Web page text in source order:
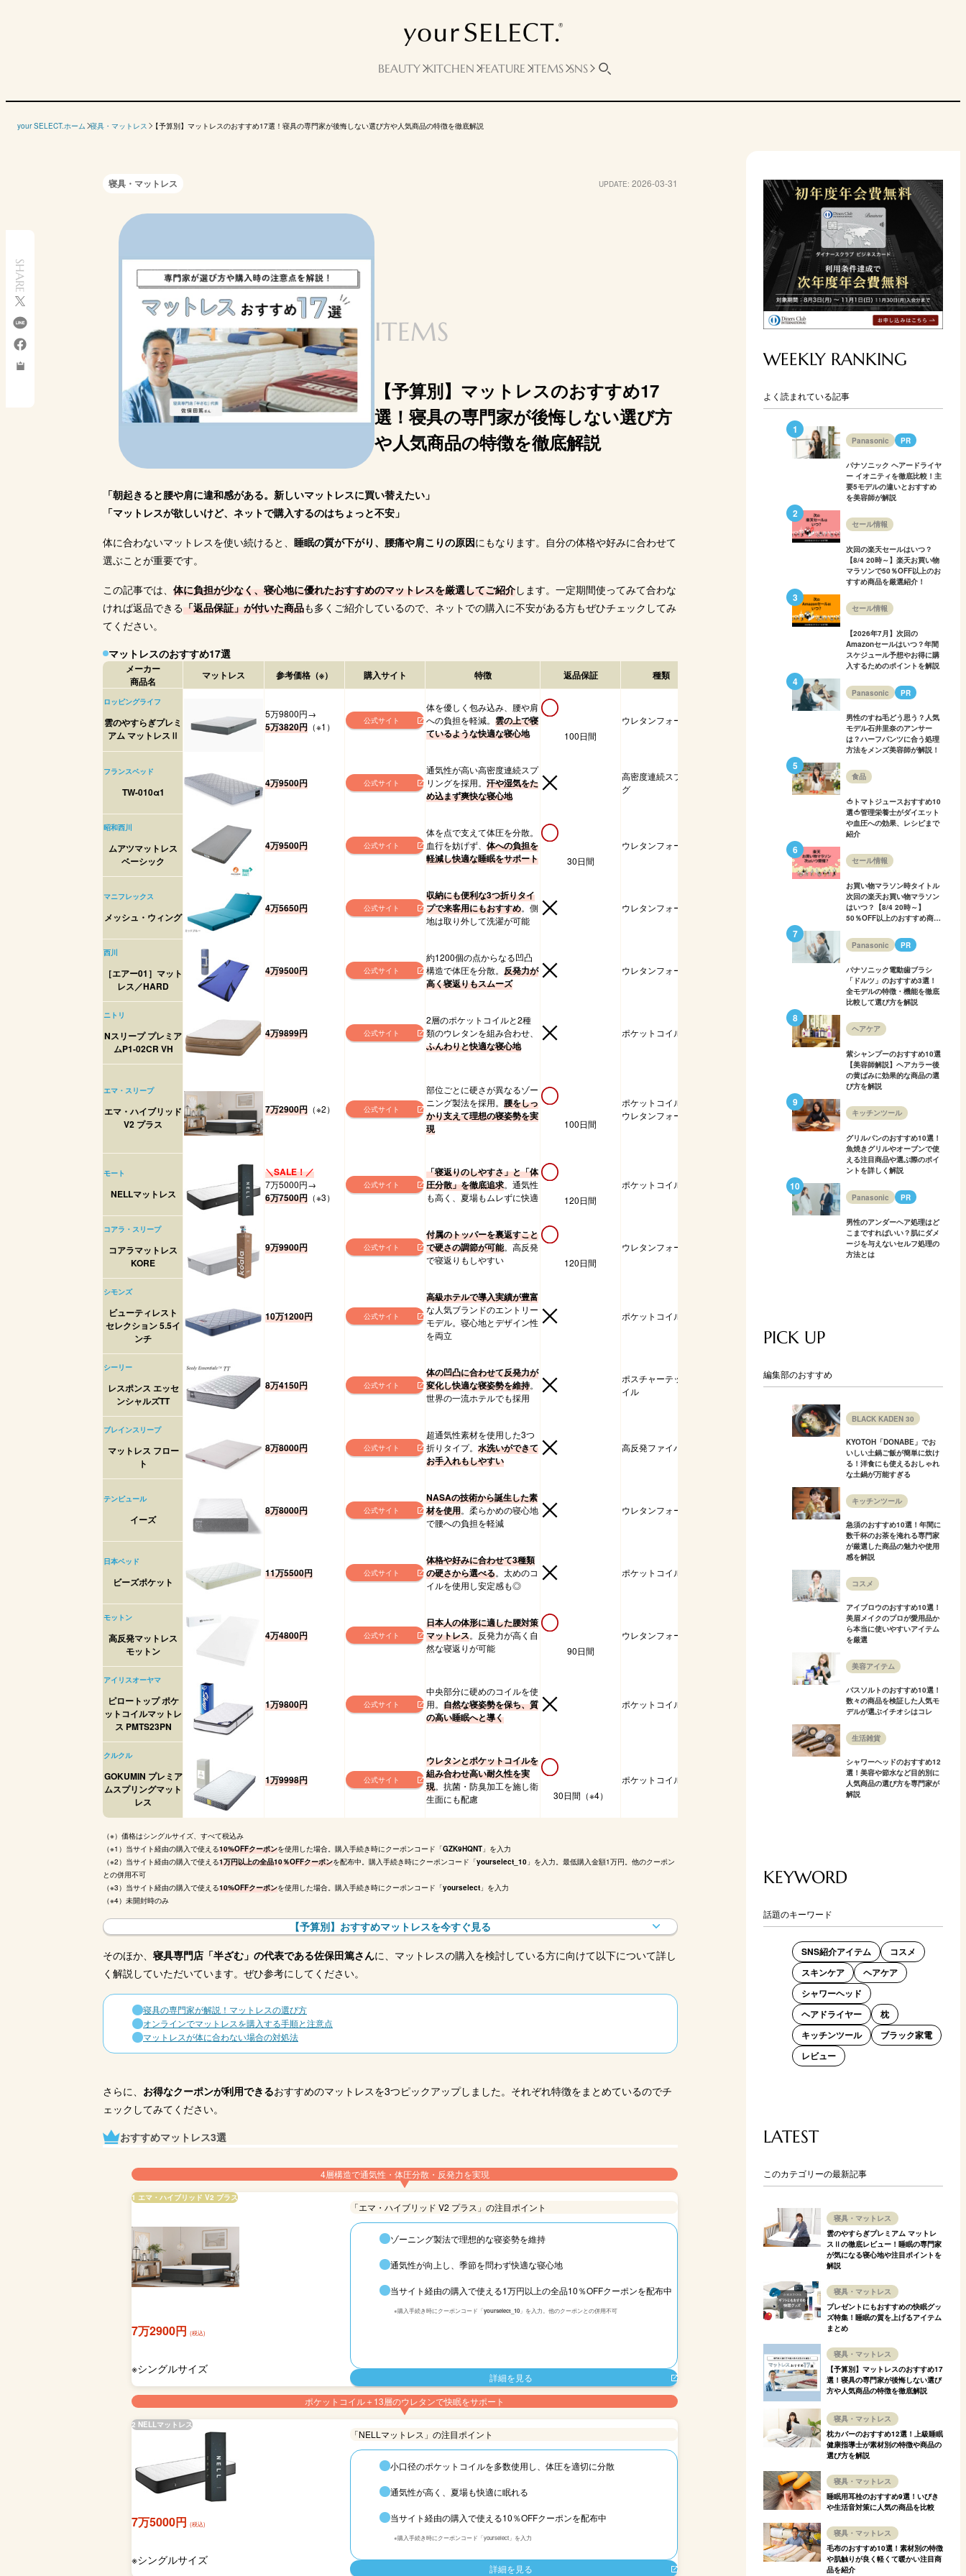
BEAUTY KITCHEN FEATURE ITEMS SNS
your SELECT.ホーム 寝具・マットレス 【予算別】マットレスのおすすめ17選！寝具の専門家が後悔しない選び方や人気商品の特徴を徹底解説
SHARE
寝具・マットレス UPDATE: 2026-03-31
ITEMS
【予算別】マットレスのおすすめ17
選！寝具の専門家が後悔しない選び方
や人気商品の特徴を徹底解説
「朝起きると腰や肩に違和感がある。新しいマットレスに買い替えたい」
「マットレスが欲しいけど、ネットで購入するのはちょっと不安」
体に合わないマットレスを使い続けると、 睡眠の質が下がり、腰痛や肩こりの原因にもなります。自分の体格や好みに合わせて
選ぶことが重要です。
この記事では、 体に負担が少なく、寝心地に優れたおすすめのマットレスを厳選してご紹介します。一定期間使ってみて合わな
ければ返品できる 「返品保証」が付いた商品も多くご紹介しているので、ネットでの購入に不安がある方もぜひチェックしてみ
てください。
マットレスのおすすめ17選
メーカー
商品名
マットレス 参考価格（※） 購入サイト 特徴 返品保証 種類
ロッピングライフ
雲のやすらぎプレミ
アム マットレスⅡ
5万9800円→
5万3820円 （※1）
公式サイト
体を優しく包み込み、腰や肩
への負担を軽減。 雲の上で寝
ているような快適な寝心地
100日間
ウレタンフォーム 高い
フランスベッド
TW-010α1
4万9500円 公式サイト
通気性が高い高密度連続スプ
リングを採用。 汗や湿気をた
め込まず爽快な寝心地
高密度連続スプリン
グ
硬め 高い
昭和西川
ムアツマットレス
ベーシック
4万9500円 公式サイト
体を点で支えて体圧を分散。
血行を妨げず、 体への負担を
軽減し快適な睡眠をサポート
30日間
ウレタンフォーム 普通
マニフレックス
メッシュ・ウィング
4万5650円 公式サイト
収納にも便利な3つ折りタイ
プで来客用にもおすすめ。側
地は取り外して洗濯が可能
ウレタンフォーム 高い
西川
［エアー01］マット
レス／HARD
4万9500円 公式サイト
約1200個の点からなる凹凸
構造で体圧を分散。 反発力が
高く寝返りもスムーズ
ウレタンフォーム 高い
ニトリ
Nスリープ プレミア
ムP1-02CR VH
4万9899円 公式サイト
2層のポケットコイルと2種
類のウレタンを組み合わせ、
ふんわりと快適な寝心地
ポケットコイル 柔らかめ 普通
エマ・スリープ
エマ・ハイブリッド
V2 プラス
7万2900円 （※2） 公式サイト
部位ごとに硬さが異なるゾー
ニング製法を採用。 腰をしっ
かり支えて理想の寝姿勢を実
現
100日間
ポケットコイル＆
ウレタンフォーム
やや柔らかめ～普通 高い
モート
NELLマットレス
＼SALE！／
7万5000円→
6万7500円 （※3）
公式サイト
「寝返りのしやすさ」と「体
圧分散」を徹底追求。通気性
も高く、夏場もムレずに快適
120日間
ポケットコイル 普通
コアラ・スリープ
コアラマットレス
KORE
9万9900円 公式サイト
付属のトッパーを裏返すこと
で硬さの調節が可能。高反発
で寝返りもしやすい
120日間
ウレタンフォーム 高い
シモンズ
ビューティレスト
セレクション 5.5イ
ンチ
10万1200円 公式サイト
高級ホテルで導入実績が豊富
な人気ブランドのエントリー
モデル。寝心地とデザイン性
を両立
ポケットコイル
シーリー
レスポンス エッセ
ンシャルズTT
8万4150円 公式サイト
体の凹凸に合わせて反発力が
変化し快適な寝姿勢を維持。
世界の一流ホテルでも採用
ポスチャーテックコ
イル
普通 普通
ブレインスリープ
マットレス フロー
ト
8万8000円 公式サイト
超通気性素材を使用した3つ
折りタイプ。 水洗いができて
お手入れもしやすい
高反発ファイバー 高い
テンピュール
イーズ
8万8000円 公式サイト
NASAの技術から誕生した素
材を使用。柔らかめの寝心地
で腰への負担を軽減
ウレタンフォーム 柔らかめ 低い
日本ベッド
ビーズポケット
11万5500円 公式サイト
体格や好みに合わせて3種類
の硬さから選べる。太めのコ
イルを使用し安定感も◎
ポケットコイル 普通〜硬め
モットン
高反発マットレス
モットン
4万4800円 公式サイト
日本人の体形に適した腰対策
マットレス。反発力が高く自
然な寝返りが可能
90日間
ウレタンフォーム 高い
アイリスオーヤマ
ピロートップ ポケ
ットコイルマットレ
ス PMTS23PN
1万9800円 公式サイト
中央部分に硬めのコイルを使
用。 自然な寝姿勢を保ち、質
の高い睡眠へと導く
ポケットコイル 高い
クルクル
GOKUMIN プレミア
ムスプリングマット
レス
1万9998円 公式サイト
ウレタンとポケットコイルを
組み合わせ高い耐久性を実
現。抗菌・防臭加工を施し衛
生面にも配慮
30日間（※4）
ポケットコイル 普通
（※）価格はシングルサイズ、すべて税込み
（※1）当サイト経由の購入で使える10%OFFクーポンを使用した場合。購入手続き時にクーポンコード「GZK9HQNT 」を入力
（※2）当サイト経由の購入で使える1万円以上の全品10％OFFクーポンを配布中。購入手続き時にクーポンコード「yourselect_10 」を入力。最低購入金額1万円。他のクーポン
との併用不可
（※3）当サイト経由の購入で使える10%OFFクーポンを使用した場合。購入手続き時にクーポンコード「yourselect 」を入力
（※4）未開封時のみ
【予算別】おすすめマットレスを今すぐ見る
そのほか、 寝具専門店「半ざむ」の代表である佐保田篤さんに、マットレスの購入を検討している方に向けて以下について詳し
く解説していただいています。ぜひ参考にしてください。
寝具の専門家が解説！マットレスの選び方
オンラインでマットレスを購入する手順と注意点
マットレスが体に合わない場合の対処法
さらに、 お得なクーポンが利用できるおすすめのマットレスを3つピックアップしました。それぞれ特徴をまとめているのでチ
ェックしてみてください。
おすすめマットレス3選
4層構造で通気性・体圧分散・反発力を実現
1 エマ・ハイブリッド V2 プラス
7万2900円 (税込)
※シングルサイズ
「エマ・ハイブリッド V2 プラス」の注目ポイント
ゾーニング製法で理想的な寝姿勢を維持
通気性が向上し、季節を問わず快適な寝心地
当サイト経由の購入で使える1万円以上の全品10％OFFクーポンを配布中
※購入手続き時にクーポンコード「yourselect_10 」を入力。他のクーポンとの併用不可
詳細を見る
ポケットコイル＋13層のウレタンで快眠をサポート
2 NELLマットレス
7万5000円 (税込)
※シングルサイズ
「NELLマットレス」の注目ポイント
小口径のポケットコイルを多数使用し、体圧を適切に分散
通気性が高く、夏場も快適に眠れる
当サイト経由の購入で使える10％OFFクーポンを配布中
※購入手続き時にクーポンコード「yourselect」を入力
詳細を見る
WEEKLY RANKING
よく読まれている記事
Panasonic PR
パナソニック ヘアードライヤ
ー イオニティを徹底比較！主
要5モデルの違いとおすすめ
を美容師が解説
セール情報
次回の楽天セールはいつ？
【8/4 20時～】楽天お買い物
マラソンで50％OFF以上のお
すすめ商品を厳選紹介！
セール情報
【2026年7月】次回の
Amazonセールはいつ？年間
スケジュール予想やお得に購
入するためのポイントを解説
Panasonic PR
男性のすね毛どう思う？人気
モデル石井里奈のアンサー
は？ハーフパンツに合う処理
方法をメンズ美容師が解説！
食品
🍅トマトジュースおすすめ10
選🍅管理栄養士がダイエット
や血圧への効果、レシピまで
紹介
セール情報
お買い物マラソン時タイトル
次回の楽天お買い物マラソン
はいつ？【8/4 20時～】
50％OFF以上のおすすめ商品
Panasonic
PR
パナソニック電動歯ブラシ
「ドルツ」のおすすめ3選！
全モデルの特徴・機能を徹底
比較して選び方を解説
ヘアケア
紫シャンプーのおすすめ10選
【美容師解説】ヘアカラー後
の黄ばみに効果的な商品の選
び方を解説
キッチンツール
グリルパンのおすすめ10選！
魚焼きグリルやオーブンで使
える注目商品や選ぶ際のポイ
ントを詳しく解説
Panasonic PR
男性のアンダーヘア処理はど
こまですればいい？肌にダメ
ージを与えないセルフ処理の
方法とは
PICK UP
編集部のおすすめ
BLACK KADEN 30
KYOTOH「DONABE」でお
いしい土鍋ご飯が簡単に炊け
る！洋食にも使えるおしゃれ
な土鍋が万能すぎる
キッチンツール
急須のおすすめ10選！年間に
数千杯のお茶を淹れる専門家
が厳選した商品の魅力や使用
感を解説
コスメ
アイブロウのおすすめ10選！
美眉メイクのプロが愛用品か
ら本当に使いやすいアイテム
を厳選
美容アイテム
バスソルトのおすすめ10選！
数々の商品を検証した人気モ
デルが選ぶイチオシはコレ
生活雑貨
シャワーヘッドのおすすめ12
選！美容や節水など目的別に
人気商品の選び方を専門家が
解説
KEYWORD
話題のキーワード
SNS紹介アイテム
コスメ
スキンケア
ヘアケア
シャワーヘッド
ヘアドライヤー
枕
キッチンツール
ブラック家電
レビュー
LATEST
このカテゴリーの最新記事
寝具・マットレス
雲のやすらぎプレミアム マットレ
スⅡの徹底レビュー！睡眠の専門家
が気になる寝心地や注目ポイントを
解説
寝具・マットレス
プレゼントにもおすすめの快眠グッ
ズ特集！睡眠の質を上げるアイテム
まとめ
寝具・マットレス
【予算別】マットレスのおすすめ17
選！寝具の専門家が後悔しない選び
方や人気商品の特徴を徹底解説
寝具・マットレス
枕カバーのおすすめ12選！上級睡眠
健康指導士が素材別の特徴や商品の
選び方を解説
寝具・マットレス
睡眠用耳栓のおすすめ9選！いびき
や生活音対策に人気の商品を比較
寝具・マットレス
毛布のおすすめ10選！素材別の特徴
や肌触りが良く軽くて暖かい注目商
品を紹介
メーカー
雲のやすらぎプレミ
TW-010α1
エマ・ハイブリッド NELLマットレス
コアラマットレス
ビューティレスト
セレクション 5.5イ
ンチ
レスポンス エッセ
ンシャルズTT
マット
ト
ウレタンフォーム ウレタンフォーム ポケットコイル
ポスチャーテックコ
イル
参考価格
（税込）
シングル
サイズ
4万9500円 4万9500円 4万5650円 10万1200円 8万4150円
シングル
サイズ
8cm 22cm 27cm 5〜
硬さ 硬め 普通 硬め 普通 普通
反発力 高い 高い 高い 普通 普通
なし 30日間 なし なし
公式サイト 公式サイト 公式サイト
Amazon
楽天市場
Yahoo!
Amazon
楽天市場
Yahoo!
公式サイト 公式サイト
Amazon
楽天市場
Yahoo! Yahoo!